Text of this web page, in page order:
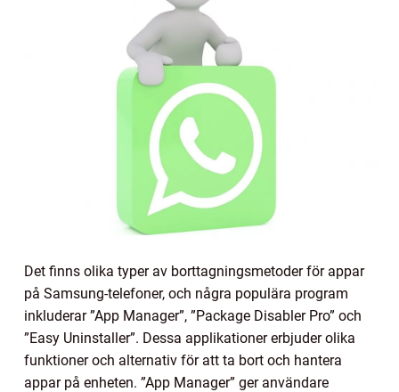
Det finns olika typer av borttagningsmetoder för appar
på Samsung-telefoner, och några populära program
inkluderar ”App Manager”, ”Package Disabler Pro” och
”Easy Uninstaller”. Dessa applikationer erbjuder olika
funktioner och alternativ för att ta bort och hantera
appar på enheten. ”App Manager” ger användare